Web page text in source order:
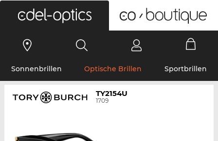
Sonnenbrillen Optische Brillen Sportbrillen
TY2154U
1709